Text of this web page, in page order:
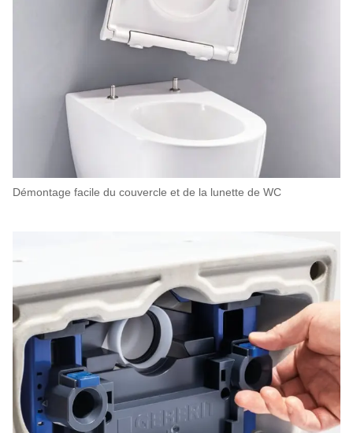
Démontage facile du couvercle et de la lunette de WC